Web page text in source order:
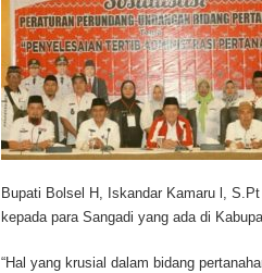
Bupati Bolsel H, Iskandar Kamaru l,
kepada para Sangadi yang ada di
“Hal yang krusial dalam bidang